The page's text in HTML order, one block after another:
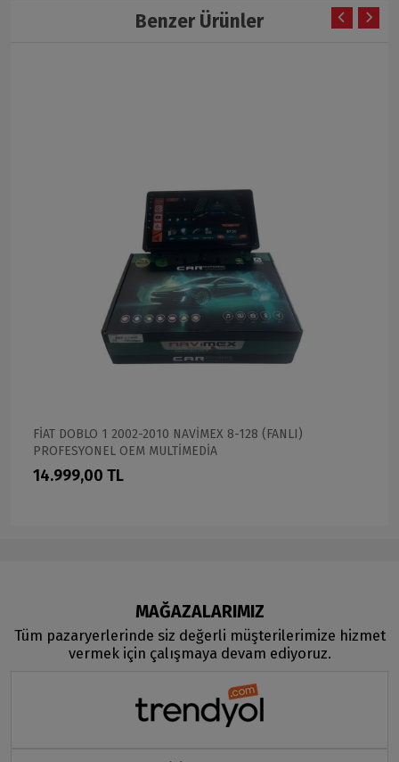
Benzer Ürünler
FİAT DOBLO 1 2002-2010 NAVİMEX 8-128 (FANLI)
PROFESYONEL OEM MULTİMEDİA
14.999,00 TL
MAĞAZALARIMIZ
Tüm pazaryerlerinde siz değerli müşterilerimize hizmet
vermek için çalışmaya devam ediyoruz.